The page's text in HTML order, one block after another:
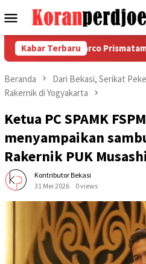
ke
Menu
Mobile
Kabar Terbaru
PT Indomarco Prismatama
Beranda
Dari Bekasi, Serikat
Rakernik di Yogyakarta
Ketua PC SPAMK
menyampaikan
Rakernik PUK
Kontributor Bekasi
31 Mei 2026
0 views